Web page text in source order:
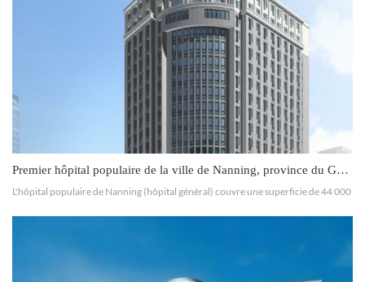
Premier hôpital populaire de la ville de Nanning, province du Guangxi
L'hôpital populaire de Nanning (hôpital général) couvre une superficie de 44 000